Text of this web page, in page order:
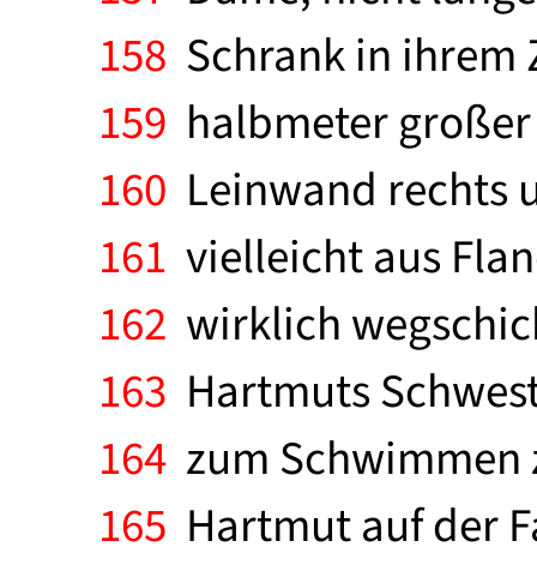
158 Schrank in ihrem
159 halbmeter
160 Leinwand rechts
161 vielleicht aus
162 wirklich
163 Hartmuts
164 zum Schwimmen
165 Hartmut auf der